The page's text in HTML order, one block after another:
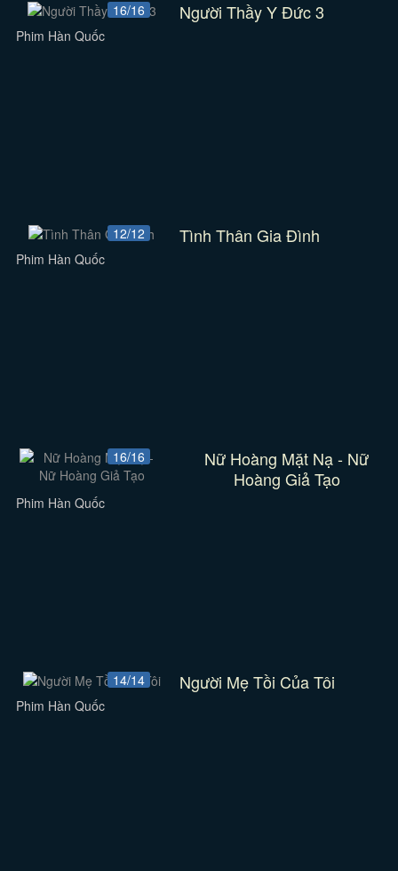
16/16 Người Thầy Y Đức 3
Phim Hàn Quốc
12/12 Tình Thân Gia Đình
Phim Hàn Quốc
16/16
Nữ Hoàng Mặt Nạ - Nữ
Hoàng Giả Tạo
Phim Hàn Quốc
14/14 Người Mẹ Tồi Của Tôi
Phim Hàn Quốc